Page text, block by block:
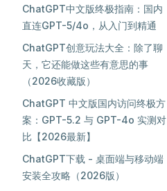
ChatGPT中文版终极指南：国内
直连GPT-5/4o，从入门到精通
ChatGPT创意玩法大全：除了聊
天，它还能做这些有意思的事
（2026收藏版）
ChatGPT 中文版国内访问终极方
案：GPT-5.2 与 GPT-4o 实测对
比【2026最新】
ChatGPT下载 - 桌面端与移动端
安装全攻略（2026版）